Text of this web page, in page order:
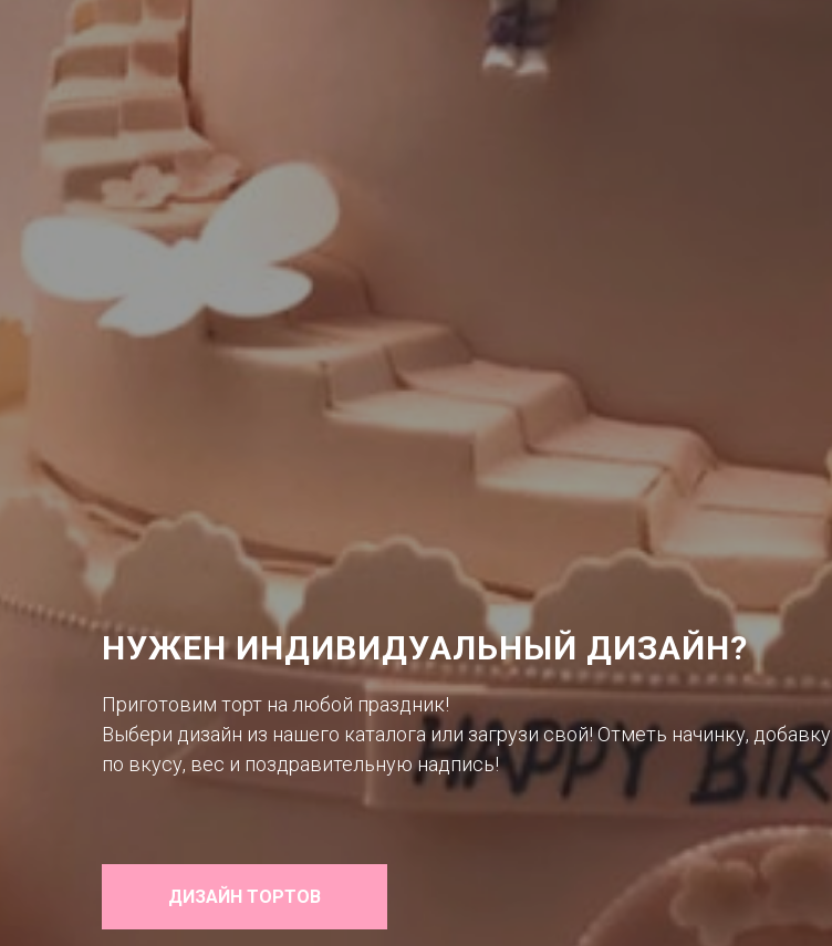
НУЖЕН ИНДИВИДУАЛЬНЫЙ ДИЗАЙН?
Приготовим торт на любой праздник!
Выбери дизайн из нашего каталога или загрузи свой! Отметь начинку, добавку
по вкусу, вес и поздравительную надпись!
ДИЗАЙН ТОРТОВ